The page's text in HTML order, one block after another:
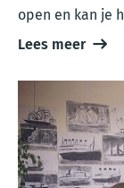
open en kan je
Lees meer